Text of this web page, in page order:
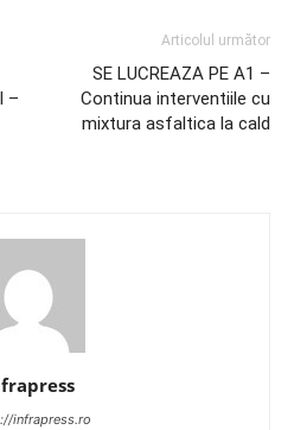
–
Articolul următor
SE LUCREAZA PE A1 –
Continua interventiile cu
mixtura asfaltica la cald
infrapress.ro